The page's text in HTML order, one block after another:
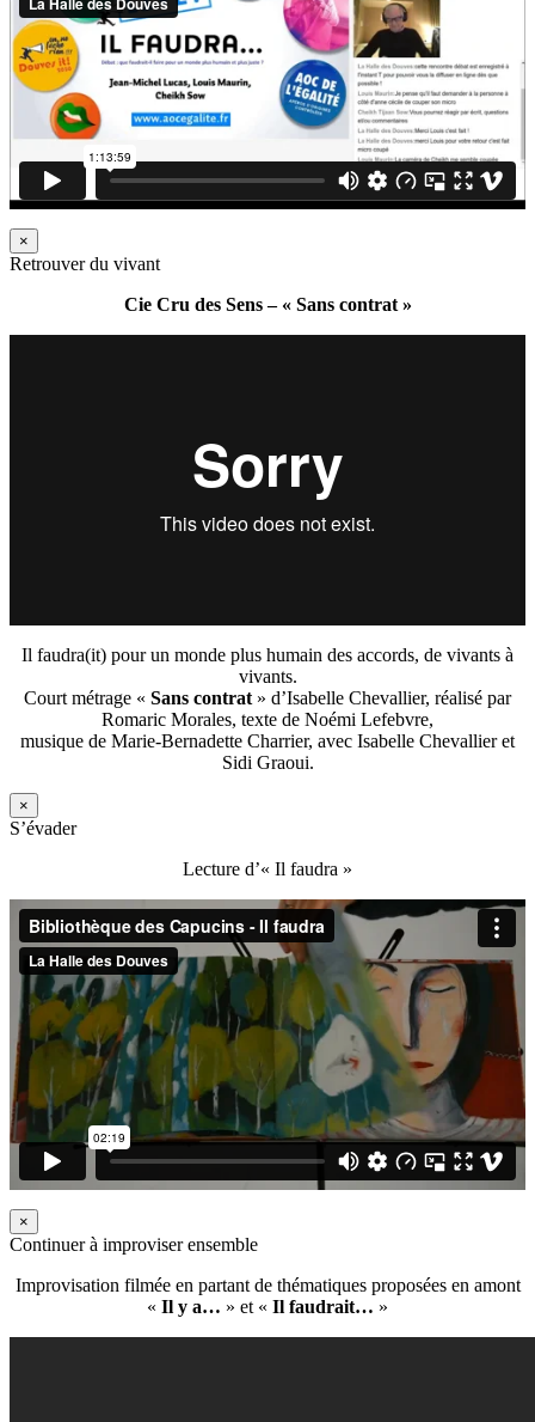
×
Retrouver du vivant
Cie Cru des Sens – « Sans contrat »
Il faudra(it) pour un monde plus humain des accords, de vivants à
vivants.
Court métrage « Sans contrat » d’Isabelle Chevallier, réalisé par
Romaric Morales, texte de Noémi Lefebvre,
musique de Marie-Bernadette Charrier, avec Isabelle Chevallier et
Sidi Graoui.
×
S’évader
Lecture d’« Il faudra »
×
Continuer à improviser ensemble
Improvisation filmée en partant de thématiques proposées en amont
« Il y a… » et « Il faudrait… »